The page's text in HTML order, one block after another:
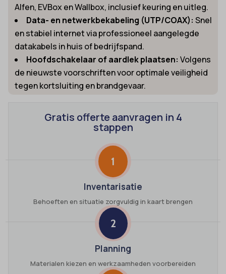
Alfen, EVBox en Wallbox, inclusief keuring en uitleg.
Data- en netwerkbekabeling (UTP/COAX): Snel
en stabiel internet via professioneel aangelegde
datakabels in huis of bedrijfspand.
Hoofdschakelaar of aardlek plaatsen: Volgens
de nieuwste voorschriften voor optimale veiligheid
tegen kortsluiting en brandgevaar.
Gratis offerte aanvragen in 4
stappen
1
Inventarisatie
Behoeften en situatie zorgvuldig in kaart brengen
2
Planning
Materialen kiezen en werkzaamheden voorbereiden